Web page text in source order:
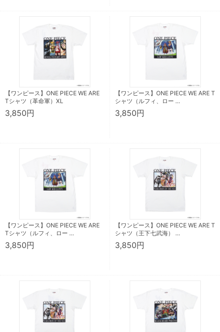
【ワンピース】ONE PIECE WE ARE
Tシャツ（革命軍）XL
3,850円
【ワンピース】ONE PIECE WE ARE T
シャツ（ルフィ、ロー …
3,850円
【ワンピース】ONE PIECE WE ARE
Tシャツ（ルフィ、ロー …
3,850円
【ワンピース】ONE PIECE WE ARE T
シャツ（王下七武海） …
3,850円